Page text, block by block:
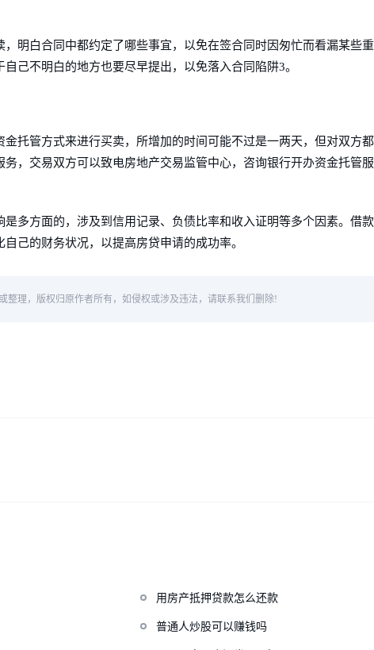
明白合同中都约定了哪些事宜，以免在签合同时因匆忙而看漏某些
己不明白的地方也要尽早提出，以免落入合同陷阱3。
托管方式来进行买卖，所增加的时间可能不过是一两天，但对双方
，交易双方可以致电房地产交易监管中心，咨询银行开办资金托管
多方面的，涉及到信用记录、负债比率和收入证明等多个因素。借
己的财务状况，以提高房贷申请的成功率。
整理，版权归原作者所有，如侵权或涉及违法，请联系我们删除!
用房产抵押贷款怎么还款
普通人炒股可以赚钱吗